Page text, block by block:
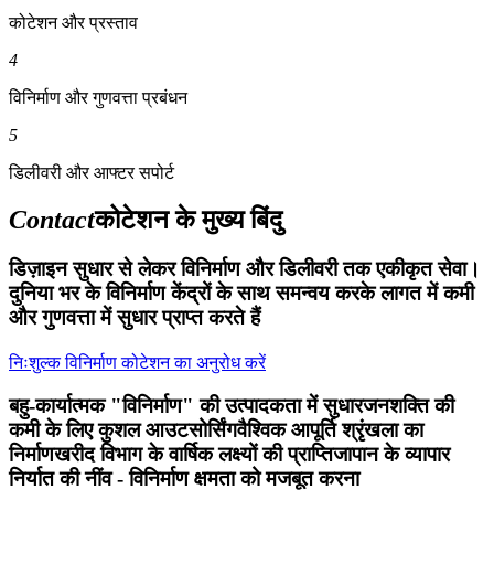
कोटेशन और प्रस्ताव
4
विनिर्माण और गुणवत्ता प्रबंधन
5
डिलीवरी और आफ्टर सपोर्ट
Contactकोटेशन के मुख्य बिंदु
डिज़ाइन सुधार से लेकर विनिर्माण और डिलीवरी तक एकीकृत सेवा।
दुनिया भर के विनिर्माण केंद्रों के साथ समन्वय करके लागत में कमी
और गुणवत्ता में सुधार प्राप्त करते हैं
निःशुल्क विनिर्माण कोटेशन का अनुरोध करें
बहु-कार्यात्मक "विनिर्माण" की उत्पादकता में सुधारजनशक्ति की
कमी के लिए कुशल आउटसोर्सिंगवैश्विक आपूर्ति श्रृंखला का
निर्माणखरीद विभाग के वार्षिक लक्ष्यों की प्राप्तिजापान के व्यापार
निर्यात की नींव - विनिर्माण क्षमता को मजबूत करना